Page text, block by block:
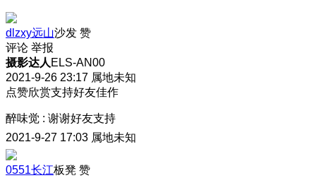
dlzxy远山沙发 赞
评论 举报
摄影达人 ELS-AN00
2021-9-26 23:17 属地未知
点赞欣赏支持好友佳作
醉味觉 : 谢谢好友支持
2021-9-27 17:03 属地未知
0551长江板凳 赞